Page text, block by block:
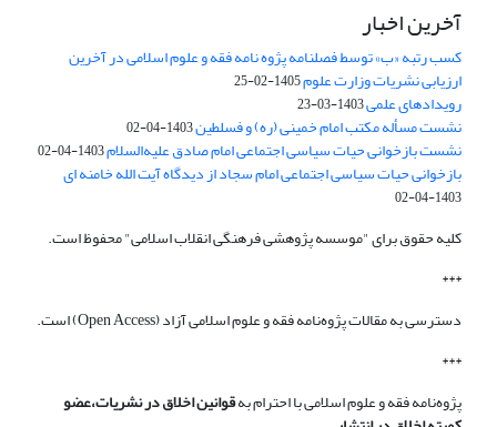
آخرین اخبار
کسب رتبه «ب» توسط فصلنامه پژوه نامه فقه و علوم اسلامی در آخرین
ارزیابی نشریات وزارت علوم1405-02-25
رویدادهای علمی1403-03-23
نشست مسأله مکتب امام خمینی (ره) و فسلطین1403-04-02
نشست بازخوانی حیات سیاسی اجتماعی امام صادق علیه‌السلام1403-04-02
بازخوانی حیات سیاسی اجتماعی امام سجاد از دیدگاه آیت الله خامنه ای
1403-04-02
کلیه حقوق برای "موسسه پژوهشی فرهنگی انقلاب اسلامی" محفوظ است.
***
دسترسی به مقالات پژوه‌نامه فقه و علوم اسلامی آزاد (Open Access) است.
***
پژوه‌نامه فقه و علوم اسلامی با احترام بهقوانین اخلاق در نشریات،عضو